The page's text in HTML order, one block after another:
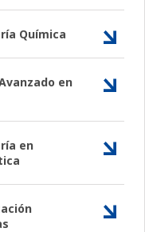
Química
en
en